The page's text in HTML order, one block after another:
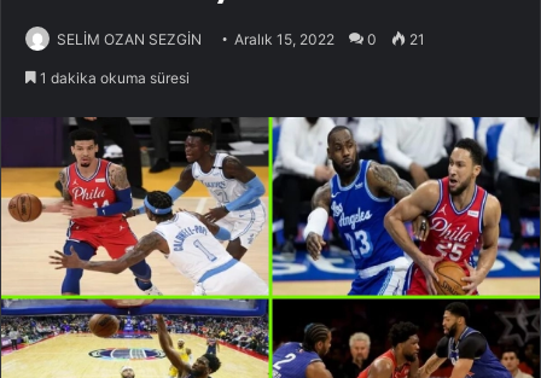
SELİM OZAN SEZGİN Aralık 15, 2022 0 21
1 dakika okuma süresi